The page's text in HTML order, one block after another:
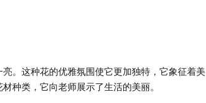
。这种花的优雅氛围使它更加独特，它象征着美
种类，它向老师展示了生活的美丽。